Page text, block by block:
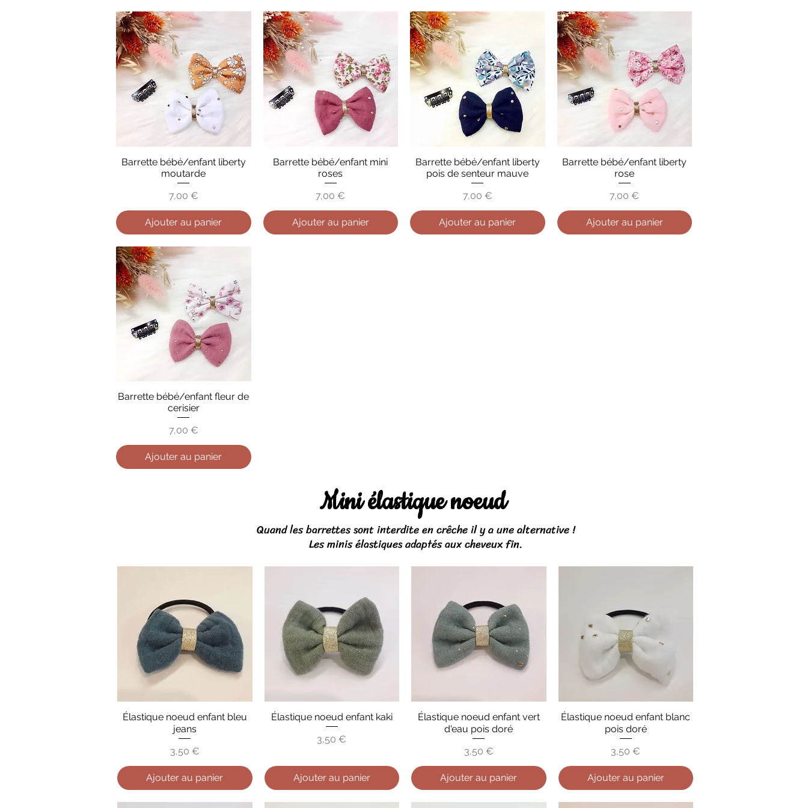
Aperçu rapide
Barrette bébé/enfant liberty
moutarde
Prix
7,00 €
Ajouter au panier
Aperçu rapide
Barrette bébé/enfant mini
roses
Prix
7,00 €
Ajouter au panier
Aperçu rapide
Barrette bébé/enfant liberty
pois de senteur mauve
Prix
7,00 €
Ajouter au panier
Aperçu rapide
Barrette bébé/enfant liberty
rose
Prix
7,00 €
Ajouter au panier
Aperçu rapide
Barrette bébé/enfant fleur de
cerisier
Prix
7,00 €
Ajouter au panier
Mini élastique noeud
Quand les barrettes sont interdite en crêche il y a une alternative !
Les minis élastiques adaptés aux cheveux fin.
Aperçu rapide
Élastique noeud enfant bleu
jeans
Prix
3,50 €
Ajouter au panier
Aperçu rapide
Élastique noeud enfant kaki
Prix
3,50 €
Ajouter au panier
Aperçu rapide
Élastique noeud enfant vert
d'eau pois doré
Prix
3,50 €
Ajouter au panier
Aperçu rapide
Élastique noeud enfant blanc
pois doré
Prix
3,50 €
Ajouter au panier